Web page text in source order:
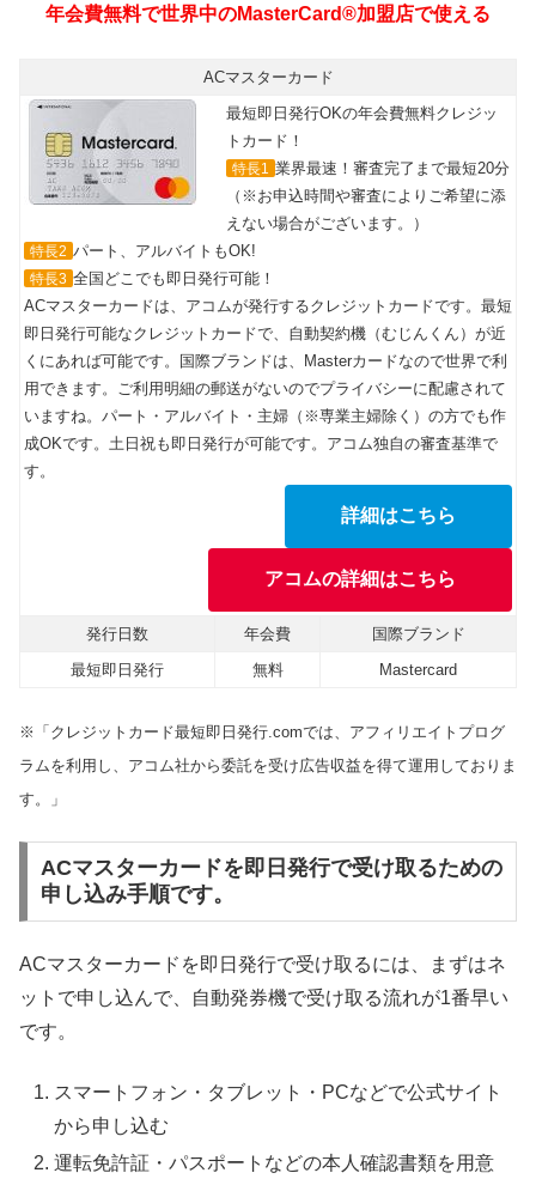
ACマスターカード
最短即日発行OKの年会費無料クレジッ
トカード！
特長1 業界最速！審査完了まで最短20分
（※お申込時間や審査によりご希望に添
えない場合がございます。）
特長2 パート、アルバイトもOK!
特長3 全国どこでも即日発行可能！
ACマスターカードは、アコムが発行するクレジットカードです。最短
即日発行可能なクレジットカードで、自動契約機（むじんくん）が近
くにあれば可能です。国際ブランドは、Masterカードなので世界で利
用できます。ご利用明細の郵送がないのでプライバシーに配慮されて
いますね。パート・アルバイト・主婦（※専業主婦除く）の方でも作
成OKです。土日祝も即日発行が可能です。アコム独自の審査基準で
す。
詳細はこちら
アコムの詳細はこちら
発行日数 年会費
国際ブランド
最短即日発行
無料 Mastercard
※「クレジットカード最短即日発行.comでは、アフィリエイトプログ
ラムを利用し、アコム社から委託を受け広告収益を得て運用しておりま
す。」
ACマスターカードを即日発行で受け取るための
申し込み手順です。
ACマスターカードを即日発行で受け取るには、まずはネ
ットで申し込んで、自動発券機で受け取る流れが1番早い
です。
スマートフォン・タブレット・PCなどで公式サイト
から申し込む
運転免許証・パスポートなどの本人確認書類を用意